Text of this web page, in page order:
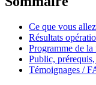
Ce que vous
Résultats
Programme de
Public,
Témoignages /